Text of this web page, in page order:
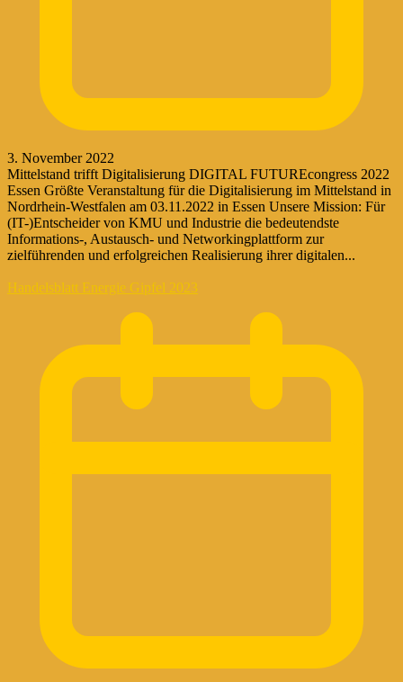
3. November 2022
Mittelstand trifft Digitalisierung DIGITAL FUTUREcongress 2022
Essen Größte Veranstaltung für die Digitalisierung im Mittelstand in
Nordrhein-Westfalen am 03.11.2022 in Essen Unsere Mission: Für
(IT-)Entscheider von KMU und Industrie die bedeutendste
Informations-, Austausch- und Networkingplattform zur
zielführenden und erfolgreichen Realisierung ihrer digitalen...
Handelsblatt Energie Gipfel 2023